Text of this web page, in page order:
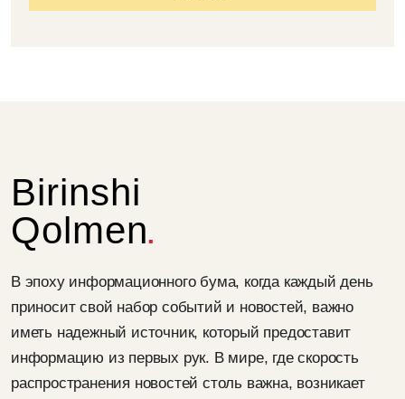
Birinshi
Qolmen
В эпоху информационного бума, когда каждый день
приносит свой набор событий и новостей, важно
иметь надежный источник, который предоставит
информацию из первых рук. В мире, где скорость
распространения новостей столь важна, возникает